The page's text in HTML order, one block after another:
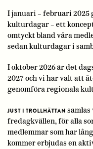
I januari – februari
kulturdagar – ett
omtyckt bland våra
sedan kulturdagar i
I oktober 2026 är det
2027 och vi har valt att
genomföra regionala
JUST I TROLLHÄTTAN
fredagkvällen, för alla
medlemmar som har
kommer erbjudas en